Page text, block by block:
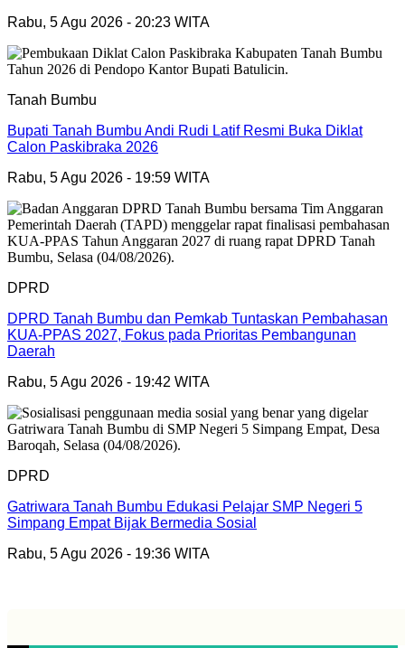
Rabu, 5 Agu 2026 - 20:23 WITA
Tanah Bumbu
Bupati Tanah Bumbu Andi Rudi Latif Resmi Buka Diklat
Calon Paskibraka 2026
Rabu, 5 Agu 2026 - 19:59 WITA
DPRD
DPRD Tanah Bumbu dan Pemkab Tuntaskan Pembahasan
KUA-PPAS 2027, Fokus pada Prioritas Pembangunan
Daerah
Rabu, 5 Agu 2026 - 19:42 WITA
DPRD
Gatriwara Tanah Bumbu Edukasi Pelajar SMP Negeri 5
Simpang Empat Bijak Bermedia Sosial
Rabu, 5 Agu 2026 - 19:36 WITA